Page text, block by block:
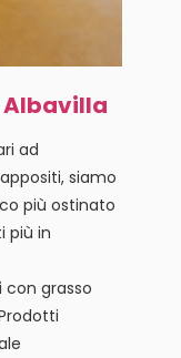
Albavilla
ad
siamo
più ostinato
più in
con grasso